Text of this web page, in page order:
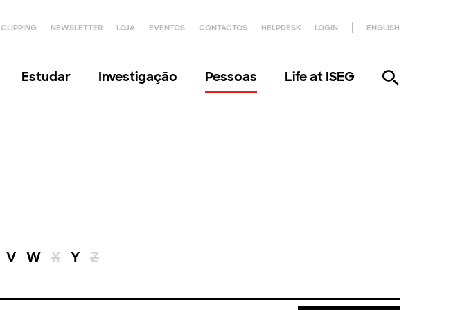
CLIPPING NEWSLETTER LOJA EVENTOS CONTACTOS HELPDESK LOGIN ENGLISH
Estudar Investigação Pessoas Life at ISEG
V W X Y Z